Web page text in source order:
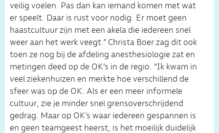
veilig voelen. Pas dan kan iemand komen met wat
er speelt. Daar is rust voor nodig. Er moet geen
haastcultuur zijn met een akela die iedereen snel
weer aan het werk veegt.” Christa Boer zag dit ook
toen ze nog bij de afdeling anesthesiologie zat en
metingen deed op de OK’s in de regio. “Ik kwam in
veel ziekenhuizen en merkte hoe verschillend de
sfeer was op de OK. Als er een meer informele
cultuur, zie je minder snel grensoverschrijdend
gedrag. Maar op OK’s waar iedereen gespannen is
en geen teamgeest heerst, is het moeilijk duidelijk